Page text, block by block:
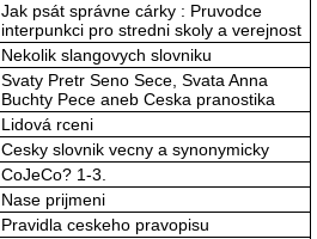
Jak psát správne cárky : Pruvodce
interpunkci pro stredni skoly a verejnost
Nekolik slangovych slovniku
Svaty Pretr Seno Sece, Svata Anna
Buchty Pece aneb Ceska pranostika
Lidová rceni
Cesky slovnik vecny a synonymicky
CoJeCo? 1-3.
Nase prijmeni
Pravidla ceskeho pravopisu